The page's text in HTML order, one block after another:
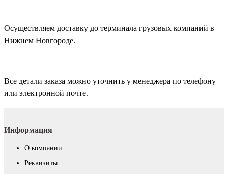
Осуществляем доставку до терминала грузовых компаний в
Нижнем Новгороде.
Все детали заказа можно уточнить у менеджера по телефону
или электронной почте.
Информация
О компании
Реквизиты